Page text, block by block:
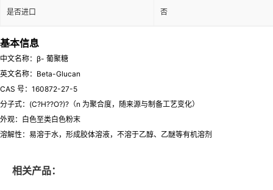
是否进口 否
基本信息
中文名称：β- 葡聚糖
英文名称：Beta-Glucan
CAS 号：160872-27-5
分子式：(C?H??O?)?（n 为聚合度，随来源与制备工艺变化）
外观：白色至类白色粉末
溶解性：易溶于水，形成胶体溶液，不溶于乙醇、乙醚等有机溶剂
相关产品：